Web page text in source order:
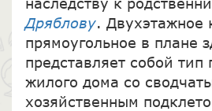
Дряблову. Двухэтажное
прямоугольное в плане
представляет собой тип
жилого дома со
хозяйственным